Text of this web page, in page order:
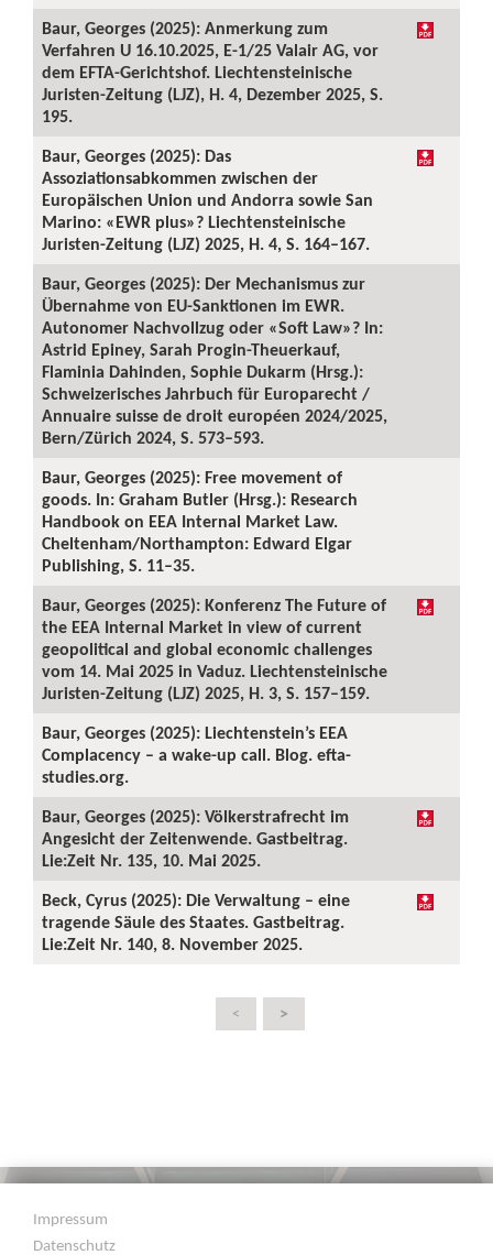
Baur, Georges (2025): Anmerkung zum
Verfahren U 16.10.2025, E-1/25 Valair AG, vor
dem EFTA-Gerichtshof. Liechtensteinische
Juristen-Zeitung (LJZ), H. 4, Dezember 2025, S.
195.
Baur, Georges (2025): Das
Assoziationsabkommen zwischen der
Europäischen Union und Andorra sowie San
Marino: «EWR plus»? Liechtensteinische
Juristen-Zeitung (LJZ) 2025, H. 4, S. 164–167.
Baur, Georges (2025): Der Mechanismus zur
Übernahme von EU-Sanktionen im EWR.
Autonomer Nachvollzug oder «Soft Law»? In:
Astrid Epiney, Sarah Progin-Theuerkauf,
Flaminia Dahinden, Sophie Dukarm (Hrsg.):
Schweizerisches Jahrbuch für Europarecht /
Annuaire suisse de droit européen 2024/2025,
Bern/Zürich 2024, S. 573–593.
Baur, Georges (2025): Free movement of
goods. In: Graham Butler (Hrsg.): Research
Handbook on EEA Internal Market Law.
Cheltenham/Northampton: Edward Elgar
Publishing, S. 11–35.
Baur, Georges (2025): Konferenz The Future of
the EEA Internal Market in view of current
geopolitical and global economic challenges
vom 14. Mai 2025 in Vaduz. Liechtensteinische
Juristen-Zeitung (LJZ) 2025, H. 3, S. 157–159.
Baur, Georges (2025): Liechtenstein’s EEA
Complacency – a wake-up call. Blog. efta-
studies.org.
Baur, Georges (2025): Völkerstrafrecht im
Angesicht der Zeitenwende. Gastbeitrag.
Lie:Zeit Nr. 135, 10. Mai 2025.
Beck, Cyrus (2025): Die Verwaltung – eine
tragende Säule des Staates. Gastbeitrag.
Lie:Zeit Nr. 140, 8. November 2025.
< >
Impressum
Datenschutz